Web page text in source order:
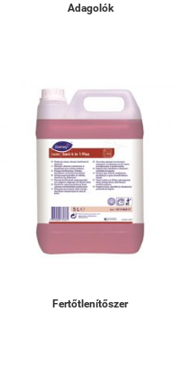
Adagolók
Fertőtlenítőszer